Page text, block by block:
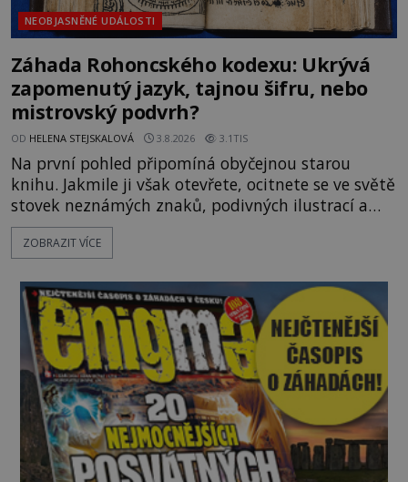
NEOBJASNĚNÉ UDÁLOSTI
Záhada Rohoncského kodexu: Ukrývá
zapomenutý jazyk, tajnou šifru, nebo
mistrovský podvrh?
OD HELENA STEJSKALOVÁ 3.8.2026 3.1TIS
Na první pohled připomíná obyčejnou starou
knihu. Jakmile ji však otevřete, ocitnete se ve světě
stovek neznámých znaků, podivných ilustrací a
textu, který už téměř dvě století vzdoruje všem
pokusům o rozluštění. Rohoncský kodex patří mezi
jistotou neví, kdo jej napsal, kdy vznikl ani co
vlastně vypráví. Rohoncský kodex se poprvé
objevuje v roce
ZOBRAZIT VÍCE